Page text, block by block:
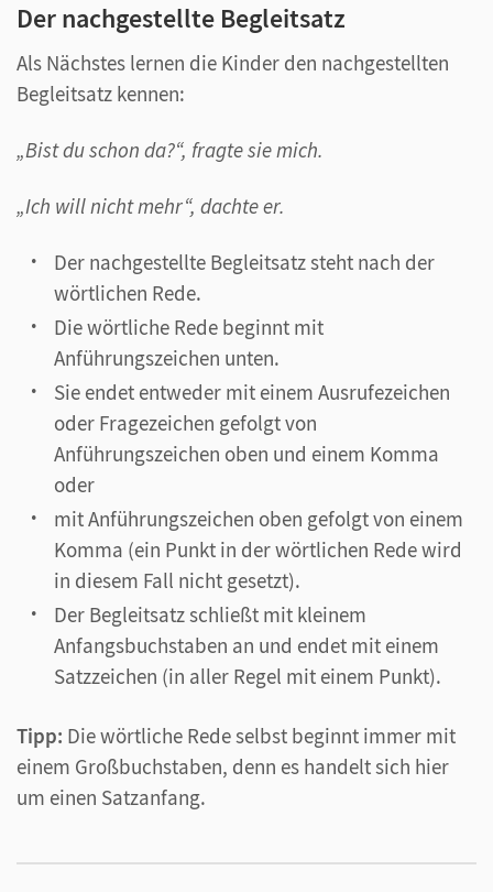
Der nachgestellte Begleitsatz
Als Nächstes lernen die Kinder den nachgestellten
Begleitsatz kennen:
„Bist du schon da?“, fragte sie mich.
„Ich will nicht mehr“, dachte er.
Der nachgestellte Begleitsatz steht nach der
wörtlichen Rede.
Die wörtliche Rede beginnt mit
Anführungszeichen unten.
Sie endet entweder mit einem Ausrufezeichen
oder Fragezeichen gefolgt von
Anführungszeichen oben und einem Komma
oder
mit Anführungszeichen oben gefolgt von einem
Komma (ein Punkt in der wörtlichen Rede wird
in diesem Fall nicht gesetzt).
Der Begleitsatz schließt mit kleinem
Anfangsbuchstaben an und endet mit einem
Satzzeichen (in aller Regel mit einem Punkt).
Tipp: Die wörtliche Rede selbst beginnt immer mit
einem Großbuchstaben, denn es handelt sich hier
um einen Satzanfang.